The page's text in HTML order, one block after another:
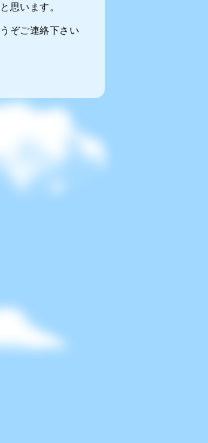
思います。
ぞご連絡下さい